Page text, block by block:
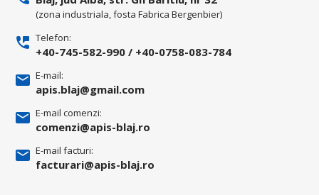
(zona industriala, fosta Fabrica Bergenbier)
Telefon:
+40-745-582-990 / +40-0758-083-784
E-mail:
apis.blaj@gmail.com
E-mail comenzi:
comenzi@apis-blaj.ro
E-mail facturi:
facturari@apis-blaj.ro